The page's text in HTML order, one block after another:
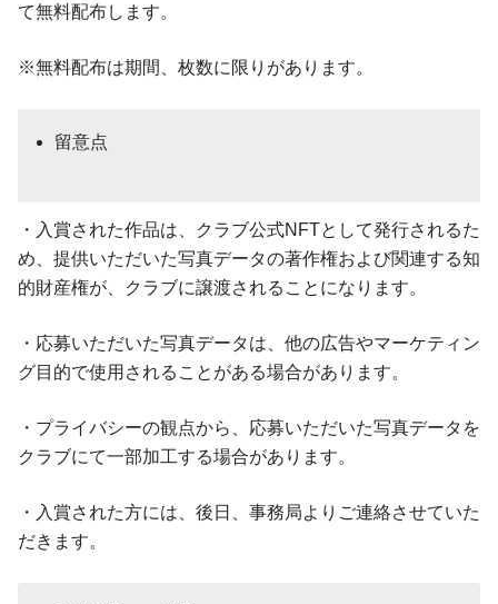
て無料配布します。
※無料配布は期間、枚数に限りがあります。
留意点
・入賞された作品は、クラブ公式NFTとして発行されるた
め、提供いただいた写真データの著作権および関連する知
的財産権が、クラブに譲渡されることになります。
・応募いただいた写真データは、他の広告やマーケティン
グ目的で使用されることがある場合があります。
・プライバシーの観点から、応募いただいた写真データを
クラブにて一部加工する場合があります。
・入賞された方には、後日、事務局よりご連絡させていた
だきます。